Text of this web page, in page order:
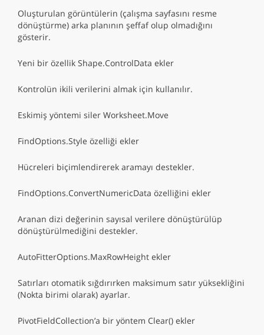
Oluşturulan görüntülerin (çalışma sayfasını resme
dönüştürme) arka planının şeffaf olup olmadığını
gösterir.
Yeni bir özellik Shape.ControlData ekler
Kontrolün ikili verilerini almak için kullanılır.
Eskimiş yöntemi siler Worksheet.Move
FindOptions.Style özelliği ekler
Hücreleri biçimlendirerek aramayı destekler.
FindOptions.ConvertNumericData özelliğini ekler
Aranan dizi değerinin sayısal verilere dönüştürülüp
dönüştürülmediğini destekler.
AutoFitterOptions.MaxRowHeight ekler
Satırları otomatik sığdırırken maksimum satır yüksekliğini
(Nokta birimi olarak) ayarlar.
PivotFieldCollection’a bir yöntem Clear() ekler